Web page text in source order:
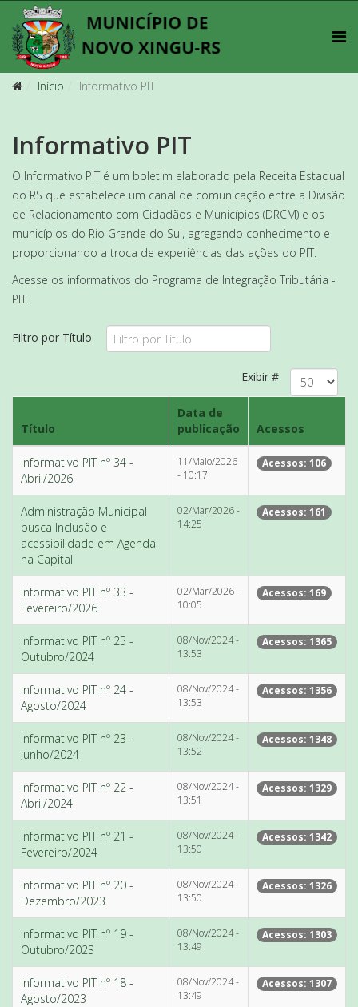
Início Informativo PIT
Informativo PIT
O Informativo PIT é um boletim elaborado pela Receita Estadual
do RS que estabelece um canal de comunicação entre a Divisão
de Relacionamento com Cidadãos e Municípios (DRCM) e os
municípios do Rio Grande do Sul, agregando conhecimento e
proporcionando a troca de experiências das ações do PIT.
Acesse os informativos do Programa de Integração Tributária -
PIT.
Filtro por Título
Exibir #
Título
Data de
publicação
Acessos
Informativo PIT nº 34 -
Abril/2026
11/Maio/2026
- 10:17
Acessos: 106
Administração Municipal
busca Inclusão e
acessibilidade em Agenda
na Capital
02/Mar/2026 -
14:25
Acessos: 161
Informativo PIT nº 33 -
Fevereiro/2026
02/Mar/2026 -
10:05
Acessos: 169
Informativo PIT nº 25 -
Outubro/2024
08/Nov/2024 -
13:53
Acessos: 1365
Informativo PIT nº 24 -
Agosto/2024
08/Nov/2024 -
13:53
Acessos: 1356
Informativo PIT nº 23 -
Junho/2024
08/Nov/2024 -
13:52
Acessos: 1348
Informativo PIT nº 22 -
Abril/2024
08/Nov/2024 -
13:51
Acessos: 1329
Informativo PIT nº 21 -
Fevereiro/2024
08/Nov/2024 -
13:50
Acessos: 1342
Informativo PIT nº 20 -
Dezembro/2023
08/Nov/2024 -
13:50
Acessos: 1326
Informativo PIT nº 19 -
Outubro/2023
08/Nov/2024 -
13:49
Acessos: 1303
Informativo PIT nº 18 -
Agosto/2023
08/Nov/2024 -
13:49
Acessos: 1307